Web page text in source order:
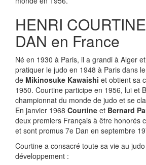
HENRI
DAN en France
Né en 1930 à Paris, il a grandi à Alger
pratiquer le judo en 1948 à Paris dans
de Mikinosuke Kawaishi et obtient sa
1950. Courtine participe en 1956, lui et
championnat du monde de judo et se
En janvier 1968 Courtine et Bernard
deux premiers Français à être honorés
et sont promus 7e Dan en septembre
Courtine a consacré toute sa vie au
développement :